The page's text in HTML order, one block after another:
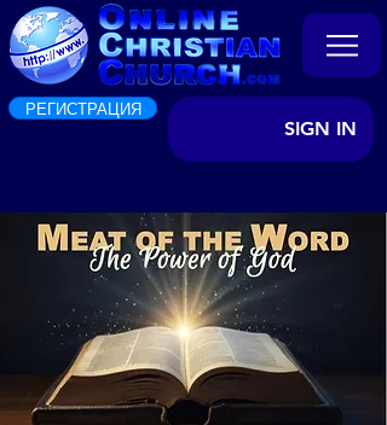
РЕГИСТРАЦИЯ
SIGN IN